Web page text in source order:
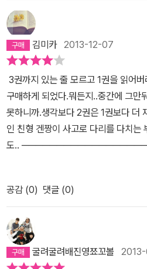
랑을 간접 체험케 하는 이야기였다.달
간 접질러서 재활을 하게 되고, 축구 천
리에 부상을 당하게 된다. 그런 사건이
도 안겨주고, 슬픔도 느끼게 하지만, 그
서, 인생을 보여주는 이야기가 아닌가
게 된다. 3권에는 이제 3학년이 된 신
을 읽고 있는 중에, 달려보고 싶다는
인공처럼 달려보고 싶어지는 독서시
김미카2013-12-07
3권까지 있는 줄 모르고 1권을 읽어
구매하게 되었다.뭐든지..중간에 그만
못하니까.생각보다 2권은 1권보다 더
인 친형 겐짱이 사고로 다리를 다치는
도..
는 일은 최선을 다해서 하는 수밖에
달한 거야.하루 이틀이 아니라 365일
넘기지 않는다. 어떤 시합에서도 최선
의 최선을 경신한다는 자세로 움직이
짐만이라도 말이야. 그렇게 하면 나도
람들도 따라와 줄 거다.변덕스러운 천
공감 (0) 댓글 (0)
굴려굴려배진영쬬꼬볼